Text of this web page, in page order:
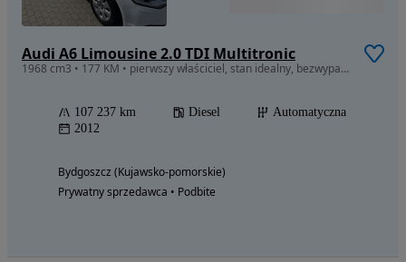
Audi A6 Limousine 2.0 TDI Multitronic
1968 cm3 • 177 KM • pierwszy właściciel, stan idealny, bezwypadkowy, salon Polska
107 237 km Diesel
Automatyczna
2012
Bydgoszcz (Kujawsko-pomorskie)
Prywatny sprzedawca • Podbite